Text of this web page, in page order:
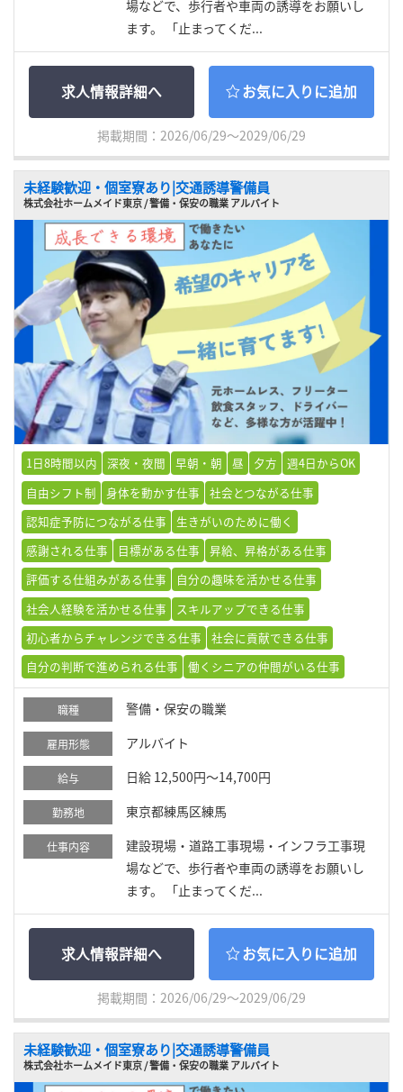
場などで、歩行者や車両の誘導をお願いし
ます。 「止まってくだ...
求人情報詳細へ お気に入りに追加
掲載期間：2026/06/29～2029/06/29
未経験歓迎・個室寮あり|交通誘導警備員
株式会社ホームメイド東京 / 警備・保安の職業 アルバイト
1日8時間以内 深夜・夜間 早朝・朝 昼 夕方
週4日からOK
自由シフト制
身体を動かす仕事
社会とつながる仕事
認知症予防につながる仕事
生きがいのために働く
感謝される仕事
目標がある仕事
昇給、昇格がある仕事
評価する仕組みがある仕事
自分の趣味を活かせる仕事
社会人経験を活かせる仕事
スキルアップできる仕事
初心者からチャレンジできる仕事
社会に貢献できる仕事
自分の判断で進められる仕事
働くシニアの仲間がいる仕事
職種 警備・保安の職業
雇用形態 アルバイト
給与 日給 12,500円～14,700円
勤務地 東京都練馬区練馬
仕事内容
建設現場・道路工事現場・インフラ工事現
場などで、歩行者や車両の誘導をお願いし
ます。 「止まってくだ...
求人情報詳細へ お気に入りに追加
掲載期間：2026/06/29～2029/06/29
未経験歓迎・個室寮あり|交通誘導警備員
株式会社ホームメイド東京 / 警備・保安の職業 アルバイト